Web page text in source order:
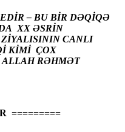
– BU BİR DƏQİQƏ
XX ƏSRİN
ZİYALISININ CANLI
KİMİ ÇOX
RƏHMƏT
=========